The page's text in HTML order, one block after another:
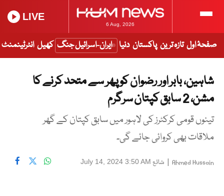
6 Aug, 2026
LIVE
صفحۂ اول تازہ ترین پاکستان دنیا ایران-اسرائیل جنگ کھیل انٹرٹینمنٹ
شاہین، بابر اور رضوان کو پھر سے متحد کرنے کا
مشن، 2 سابق کپتان سرگرم
تینوں قومی کرکٹرز کی لاہور میں سابق کپتان کے گھر
ملاقات بھی کروائی جائے گی۔
Ahmed Hussain
| شائع July 14, 2024 3:50 AM